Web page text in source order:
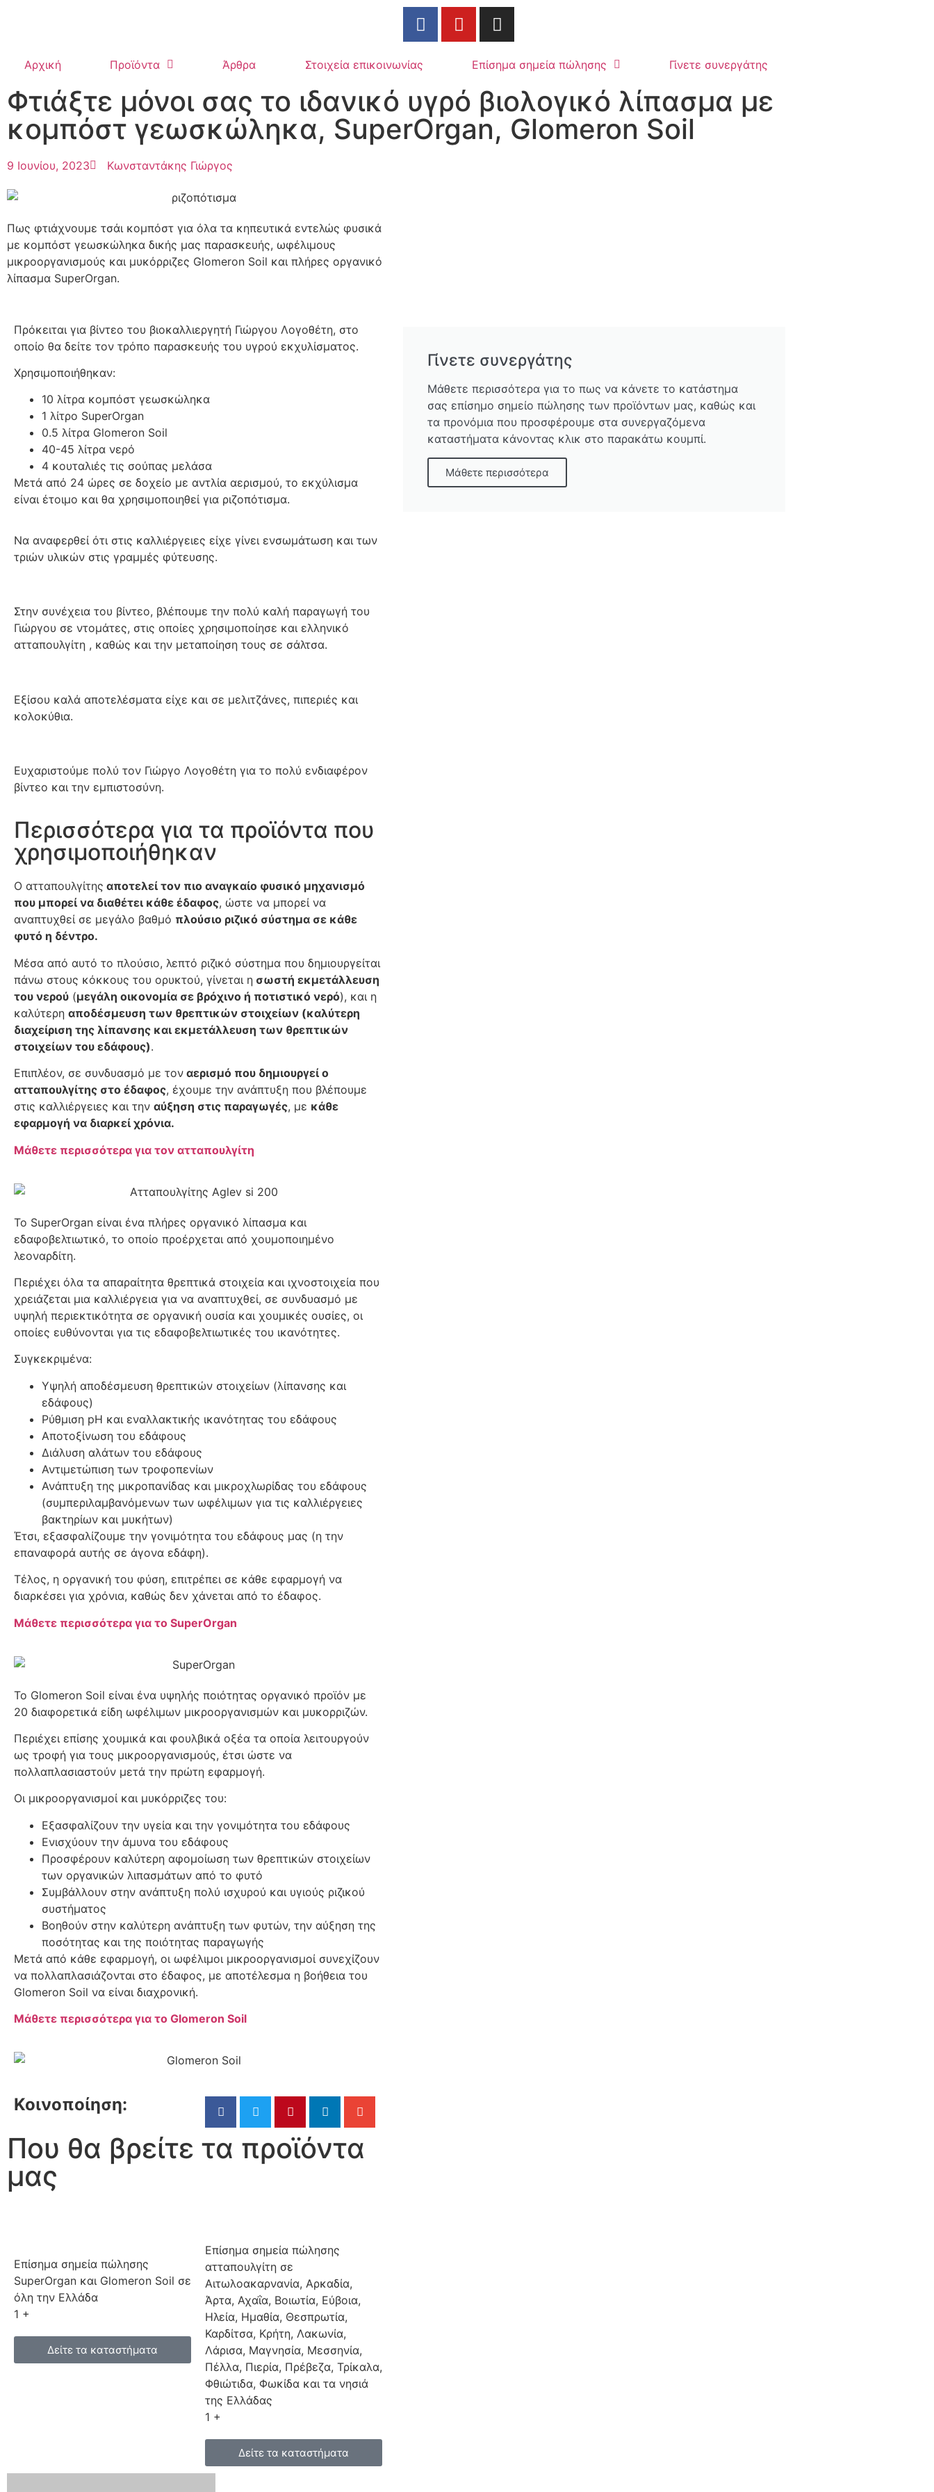
Αρχική Προϊόντα Άρθρα Στοιχεία επικοινωνίας Επίσημα σημεία πώλησης Γίνετε συνεργάτης
Φτιάξτε μόνοι σας το ιδανικό υγρό βιολογικό λίπασμα με
κομπόστ γεωσκώληκα, SuperOrgan, Glomeron Soil
9 Ιουνίου, 2023 Κωνσταντάκης Γιώργος
Πως φτιάχνουμε τσάι κομπόστ για όλα τα κηπευτικά εντελώς φυσικά
με κομπόστ γεωσκώληκα δικής μας παρασκευής, ωφέλιμους
μικροοργανισμούς και μυκόρριζες Glomeron Soil και πλήρες οργανικό
λίπασμα SuperOrgan.
Πρόκειται για βίντεο του βιοκαλλιεργητή Γιώργου Λογοθέτη, στο
οποίο θα δείτε τον τρόπο παρασκευής του υγρού εκχυλίσματος.
Χρησιμοποιήθηκαν:
10 λίτρα κομπόστ γεωσκώληκα
1 λίτρο SuperOrgan
0.5 λίτρα Glomeron Soil
40-45 λίτρα νερό
4 κουταλιές τις σούπας μελάσα
Μετά από 24 ώρες σε δοχείο με αντλία αερισμού, το εκχύλισμα
είναι έτοιμο και θα χρησιμοποιηθεί για ριζοπότισμα.
Να αναφερθεί ότι στις καλλιέργειες είχε γίνει ενσωμάτωση και των
τριών υλικών στις γραμμές φύτευσης.
Στην συνέχεια του βίντεο, βλέπουμε την πολύ καλή παραγωγή του
Γιώργου σε ντομάτες, στις οποίες χρησιμοποίησε και ελληνικό
ατταπουλγίτη , καθώς και την μεταποίηση τους σε σάλτσα.
Εξίσου καλά αποτελέσματα είχε και σε μελιτζάνες, πιπεριές και
κολοκύθια.
Ευχαριστούμε πολύ τον Γιώργο Λογοθέτη για το πολύ ενδιαφέρον
βίντεο και την εμπιστοσύνη.
Περισσότερα για τα προϊόντα που
χρησιμοποιήθηκαν
Ο ατταπουλγίτης αποτελεί τον πιο αναγκαίο φυσικό μηχανισμό
που μπορεί να διαθέτει κάθε έδαφος, ώστε να μπορεί να
αναπτυχθεί σε μεγάλο βαθμό πλούσιο ριζικό σύστημα σε κάθε
φυτό η δέντρο.
Μέσα από αυτό το πλούσιο, λεπτό ριζικό σύστημα που δημιουργείται
πάνω στους κόκκους του ορυκτού, γίνεται η σωστή εκμετάλλευση
του νερού (μεγάλη οικονομία σε βρόχινο ή ποτιστικό νερό), και η
καλύτερη αποδέσμευση των θρεπτικών στοιχείων (καλύτερη
διαχείριση της λίπανσης και εκμετάλλευση των θρεπτικών
στοιχείων του εδάφους).
Επιπλέον, σε συνδυασμό με τον αερισμό που δημιουργεί ο
ατταπουλγίτης στο έδαφος, έχουμε την ανάπτυξη που βλέπουμε
στις καλλιέργειες και την αύξηση στις παραγωγές, με κάθε
εφαρμογή να διαρκεί χρόνια.
Μάθετε περισσότερα για τον ατταπουλγίτη
Το SuperOrgan είναι ένα πλήρες οργανικό λίπασμα και
εδαφοβελτιωτικό, το οποίο προέρχεται από χουμοποιημένο
λεοναρδίτη.
Περιέχει όλα τα απαραίτητα θρεπτικά στοιχεία και ιχνοστοιχεία που
χρειάζεται μια καλλιέργεια για να αναπτυχθεί, σε συνδυασμό με
υψηλή περιεκτικότητα σε οργανική ουσία και χουμικές ουσίες, οι
οποίες ευθύνονται για τις εδαφοβελτιωτικές του ικανότητες.
Συγκεκριμένα:
Υψηλή αποδέσμευση θρεπτικών στοιχείων (λίπανσης και
εδάφους)
Ρύθμιση pH και εναλλακτικής ικανότητας του εδάφους
Αποτοξίνωση του εδάφους
Διάλυση αλάτων του εδάφους
Αντιμετώπιση των τροφοπενίων
Ανάπτυξη της μικροπανίδας και μικροχλωρίδας του εδάφους
(συμπεριλαμβανόμενων των ωφέλιμων για τις καλλιέργειες
βακτηρίων και μυκήτων)
Έτσι, εξασφαλίζουμε την γονιμότητα του εδάφους μας (η την
επαναφορά αυτής σε άγονα εδάφη).
Τέλος, η οργανική του φύση, επιτρέπει σε κάθε εφαρμογή να
διαρκέσει για χρόνια, καθώς δεν χάνεται από το έδαφος.
Μάθετε περισσότερα για το SuperOrgan
Το Glomeron Soil είναι ένα υψηλής ποιότητας οργανικό προϊόν με
20 διαφορετικά είδη ωφέλιμων μικροοργανισμών και μυκορριζών.
Περιέχει επίσης χουμικά και φουλβικά οξέα τα οποία λειτουργούν
ως τροφή για τους μικροοργανισμούς, έτσι ώστε να
πολλαπλασιαστούν μετά την πρώτη εφαρμογή.
Οι μικροοργανισμοί και μυκόρριζες του:
Εξασφαλίζουν την υγεία και την γονιμότητα του εδάφους
Ενισχύουν την άμυνα του εδάφους
Προσφέρουν καλύτερη αφομοίωση των θρεπτικών στοιχείων
των οργανικών λιπασμάτων από το φυτό
Συμβάλλουν στην ανάπτυξη πολύ ισχυρού και υγιούς ριζικού
συστήματος
Βοηθούν στην καλύτερη ανάπτυξη των φυτών, την αύξηση της
ποσότητας και της ποιότητας παραγωγής
Μετά από κάθε εφαρμογή, οι ωφέλιμοι μικροοργανισμοί συνεχίζουν
να πολλαπλασιάζονται στο έδαφος, με αποτέλεσμα η βοήθεια του
Glomeron Soil να είναι διαχρονική.
Μάθετε περισσότερα για το Glomeron Soil
Κοινοποίηση:
Που θα βρείτε τα προϊόντα
μας
Επίσημα σημεία πώλησης
SuperOrgan και Glomeron Soil σε
όλη την Eλλάδα
1 +
Δείτε τα καταστήματα
Επίσημα σημεία πώλησης
ατταπουλγίτη σε
Αιτωλοακαρνανία, Αρκαδία,
Άρτα, Αχαΐα, Βοιωτία, Εύβοια,
Ηλεία, Ημαθία, Θεσπρωτία,
Καρδίτσα, Κρήτη, Λακωνία,
Λάρισα, Μαγνησία, Μεσσηνία,
Πέλλα, Πιερία, Πρέβεζα, Τρίκαλα,
Φθιώτιδα, Φωκίδα και τα νησιά
της Ελλάδας
1 +
Δείτε τα καταστήματα
Γίνετε συνεργάτης
Μάθετε περισσότερα για το πως να κάνετε το κατάστημα
σας επίσημο σημείο πώλησης των προϊόντων μας, καθώς και
τα προνόμια που προσφέρουμε στα συνεργαζόμενα
καταστήματα κάνοντας κλικ στο παρακάτω κουμπί.
Μάθετε περισσότερα